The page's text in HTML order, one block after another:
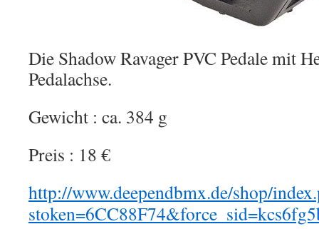
Die Shadow Ravager PVC Pedale mit
Pedalachse.
Gewicht : ca. 384 g
Preis : 18 €
http://www.deependbmx.de/shop/